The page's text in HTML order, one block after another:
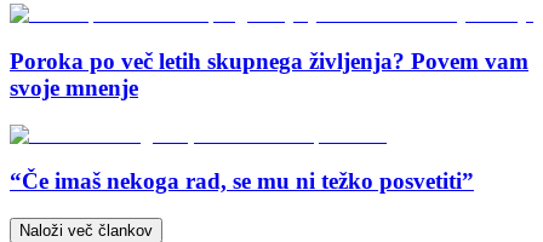
Poroka po več letih skupnega življenja? Povem vam
svoje mnenje
“Če imaš nekoga rad, se mu ni težko posvetiti”
Naloži več člankov